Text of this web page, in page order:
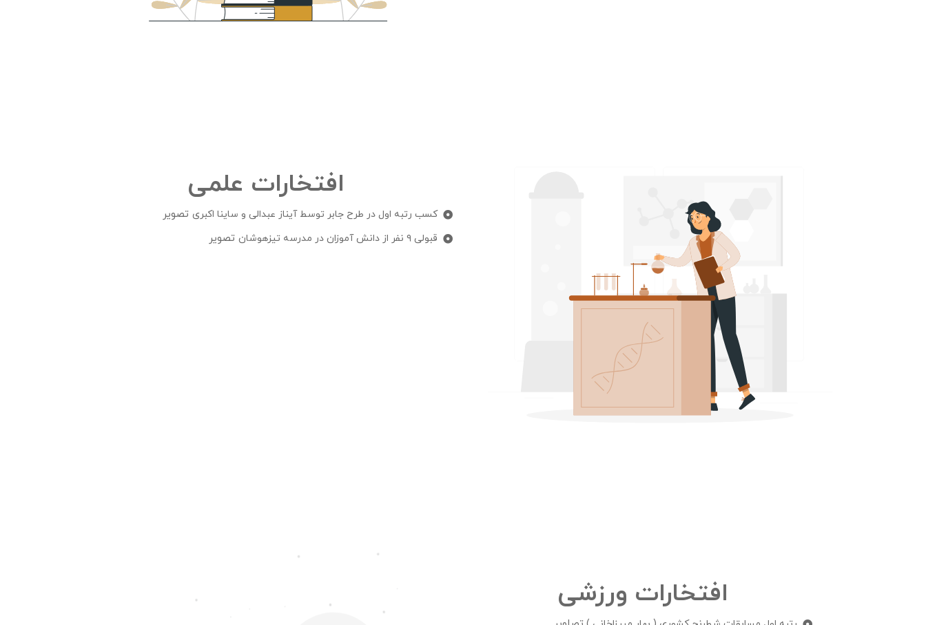
افتخارات علمی
کسب رتبه اول در طرح جابر توسط آیناز عبدالی و ساینا اکبری تصویر
قبولی ۹ نفر از دانش آموزان در مدرسه تیزهوشان تصویر
افتخارات ورزشی